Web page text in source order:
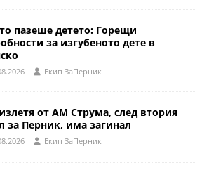
пазеше детето: Горещи
за изгубеното дете в
Eкип ЗаПерник
от АМ Струма, след втория
за Перник, има загинал
Eкип ЗаПерник